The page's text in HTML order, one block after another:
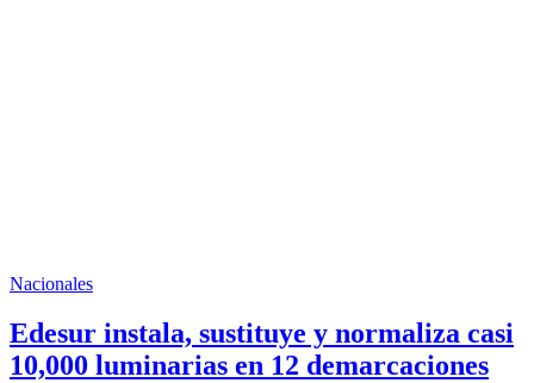
Nacionales
Edesur instala, sustituye y normaliza casi
10,000 luminarias en 12 demarcaciones